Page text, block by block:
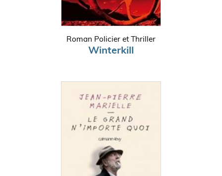
Roman Policier et Thriller
Winterkill